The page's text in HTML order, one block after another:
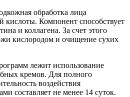
обработка лица
кислоты. Компонент способствует
и коллагена. За счет этого
кислородом и очищение сухих
лежит использование
кремов. Для полного
воздействия
составляет не менее 14 суток.